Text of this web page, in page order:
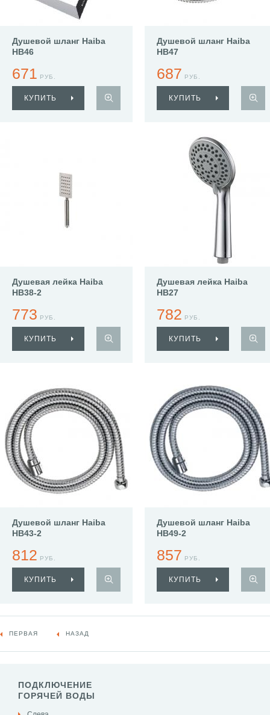
Душевой шланг Haiba
HB46
671 РУБ.
КУПИТЬ
Душевой шланг Haiba
HB47
687 РУБ.
КУПИТЬ
Душевая лейка Haiba
HB38-2
773 РУБ.
КУПИТЬ
Душевая лейка Haiba
HB27
782 РУБ.
КУПИТЬ
Душевой шланг Haiba
HB43-2
812 РУБ.
КУПИТЬ
Душевой шланг Haiba
HB49-2
857 РУБ.
КУПИТЬ
ПЕРВАЯ НАЗАД
ПОДКЛЮЧЕНИЕ
ГОРЯЧЕЙ ВОДЫ